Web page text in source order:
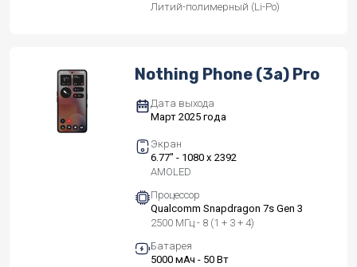
Литий-полимерный (Li-Po)
Nothing Phone (3a) Pro
Дата выхода
Март 2025 года
Экран
6.77" - 1080 x 2392
AMOLED
Процессор
Qualcomm Snapdragon 7s Gen 3
2500 МГц - 8 (1 + 3 + 4)
Батарея
5000 мАч - 50 Вт